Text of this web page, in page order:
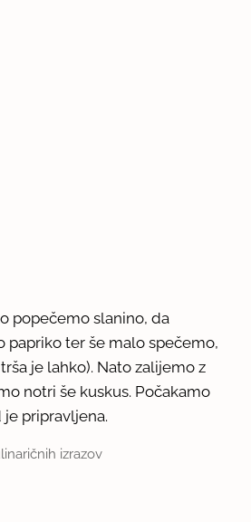
popečemo slanino, da
papriko ter še malo spečemo,
je lahko). Nato zalijemo z
notri še kuskus. Počakamo
je pripravljena.
izrazov